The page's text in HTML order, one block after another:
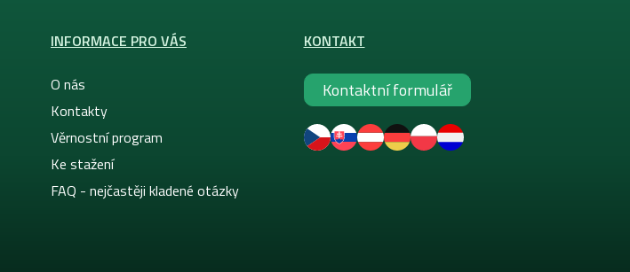
INFORMACE PRO VÁS
O nás
Kontakty
Věrnostní program
Ke stažení
FAQ - nejčastěji kladené otázky
KONTAKT
Kontaktní formulář